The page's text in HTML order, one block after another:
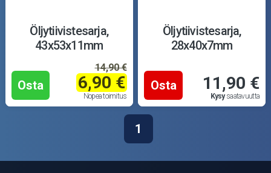
Öljytiivistesarja,
43x53x11mm
Osta
14,90 €
6,90 €
Nopea toimitus
Öljytiivistesarja,
28x40x7mm
Osta 11,90 €
Kysysaatavuutta
1